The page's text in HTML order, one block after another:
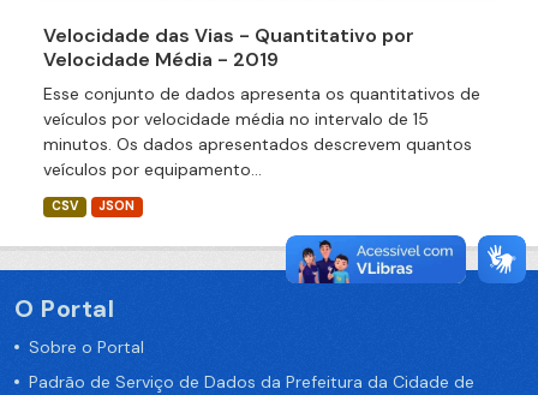
Velocidade das Vias - Quantitativo por
Velocidade Média - 2019
Esse conjunto de dados apresenta os quantitativos de
veículos por velocidade média no intervalo de 15
minutos. Os dados apresentados descrevem quantos
veículos por equipamento...
CSV JSON
O Portal
Sobre o Portal
Padrão de Serviço de Dados da Prefeitura da Cidade de